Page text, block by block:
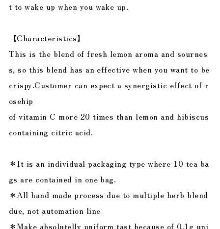
t to wake up when you wake up.
【Characteristics】
This is the blend of fresh lemon aroma and sournes
s, so this blend has an effective when you want to be
crispy.Customer can expect a synergistic effect of r
osehip
of vitamin C more 20 times than lemon and hibiscus
containing citric acid.
＊It is an individual packaging type where 10 tea ba
gs are contained in one bag.
＊All hand made process due to multiple herb blend
due, not automation line
＊Make absolutelly uniform tast because of 0.1g uni